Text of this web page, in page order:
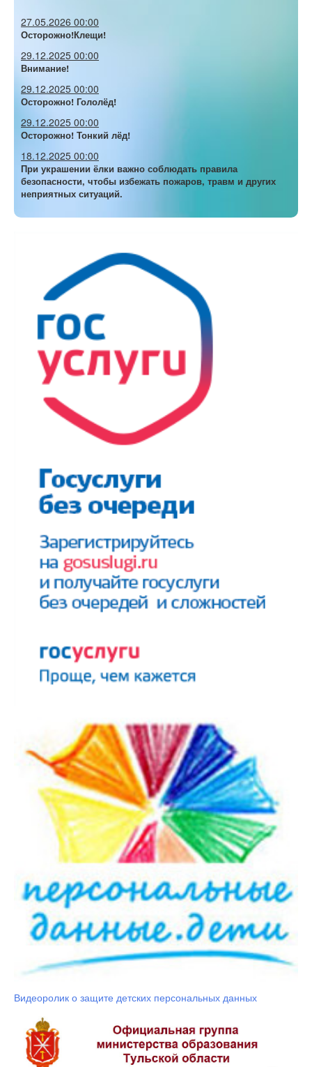
27.05.2026 00:00
Осторожно!Клещи!
29.12.2025 00:00
Внимание!
29.12.2025 00:00
Осторожно! Гололёд!
29.12.2025 00:00
Осторожно! Тонкий лёд!
18.12.2025 00:00
При украшении ёлки важно соблюдать правила
безопасности, чтобы избежать пожаров, травм и других
неприятных ситуаций.
Видеоролик о защите детских персональных данных